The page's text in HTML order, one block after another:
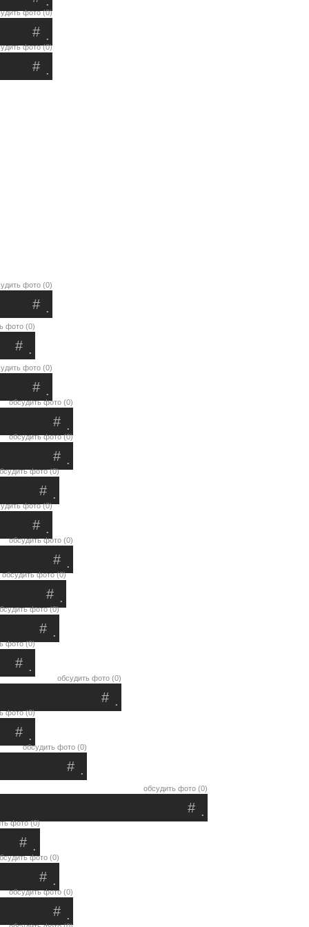
фото (0)
.
#
фото (0)
.
#
фото (0)
.
#
фото (0)
.
#
фото (0)
.
#
обсудить фото (0)
.
#
обсудить фото (0)
.
#
фото (0)
.
#
фото (0)
.
#
обсудить фото (0)
.
#
обсудить фото (0)
.
#
фото (0)
.
#
фото (0)
.
#
обсудить фото (0)
.
#
фото (0)
.
#
обсудить фото (0)
.
#
обсудить фото (0)
.
#
фото (0)
.
#
фото (0)
.
#
обсудить фото (0)
.
#